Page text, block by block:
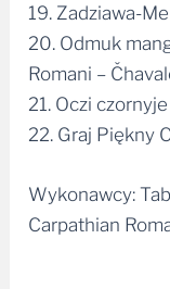
19. Zadziawa-
20. Odmuk
Romani –
21. Oczi
22. Graj Piękny
Wykonawcy:
Carpathian